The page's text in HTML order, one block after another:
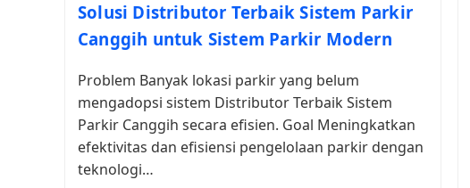
Solusi Distributor Terbaik Sistem Parkir
Canggih untuk Sistem Parkir Modern
Problem Banyak lokasi parkir yang belum
mengadopsi sistem Distributor Terbaik Sistem
Parkir Canggih secara efisien. Goal Meningkatkan
efektivitas dan efisiensi pengelolaan parkir dengan
teknologi…